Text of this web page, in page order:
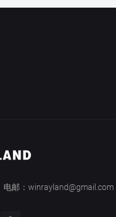
电邮：winrayland@gmail.com